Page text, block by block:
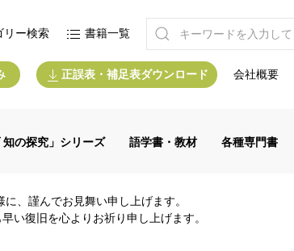
リー検索 書籍一覧
正誤表・補足表ダウンロード 会社概要
知の探究」シリーズ 語学書・教材 各種専門書
、謹んでお見舞い申し上げます。
い復旧を心よりお祈り申し上げます。